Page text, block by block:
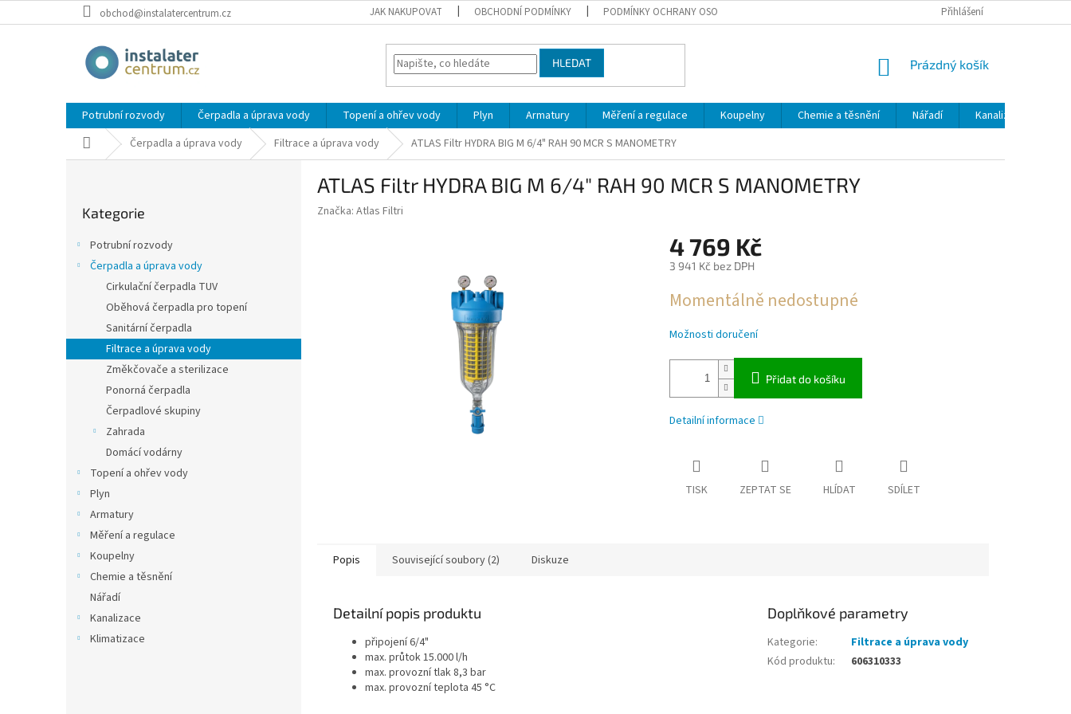
na
obchod@instalatercentrum.cz JAK NAKUPOVAT OBCHODNÍ PODMÍNKY PODMÍNKY OCHRANY OSOBNÍCH ÚDAJŮ MOJE OBJEDNÁVKA
Přihlášení
HLEDAT
NÁKUPNÍ
Prázdný košík
Potrubní rozvody Čerpadla a úprava vody Topení a ohřev vody Plyn Armatury Měření a regulace Koupelny Chemie a těsnění Nářadí Kanalizace
Domů Čerpadla a úprava vody Filtrace a úprava vody ATLAS Filtr HYDRA BIG M 6/4" RAH 90 MCR S MANOMETRY
a
n
kategorie
Kategorie
Potrubní rozvody
Čerpadla a úprava vody
Cirkulační čerpadla TUV
Oběhová čerpadla pro topení
Sanitární čerpadla
Filtrace a úprava vody
Změkčovače a sterilizace
Ponorná čerpadla
Čerpadlové skupiny
Zahrada
Domácí vodárny
Topení a ohřev vody
Plyn
Armatury
Měření a regulace
Koupelny
Chemie a těsnění
Nářadí
Kanalizace
Klimatizace
ATLAS Filtr HYDRA BIG M 6/4" RAH 90 MCR S MANOMETRY
Značka: Atlas Filtri
4 769 Kč
3 941 Kč bez DPH
cena:
Momentálně nedostupné
Možnosti doručení
Přidat do košíku
Detailní informace
TISK ZEPTAT SE HLÍDAT SDÍLET
Popis Související soubory (2) Diskuze
Detailní popis produktu
připojení 6/4"
max. průtok 15.000 l/h
max. provozní tlak 8,3 bar
max. provozní teplota 45 °C
Doplňkové parametry
Kategorie:
Filtrace a úprava vody
Kód produktu: 606310333